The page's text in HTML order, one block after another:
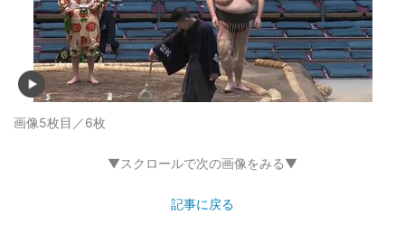
画像5枚目／6枚
▼スクロールで次の画像をみる▼
記事に戻る